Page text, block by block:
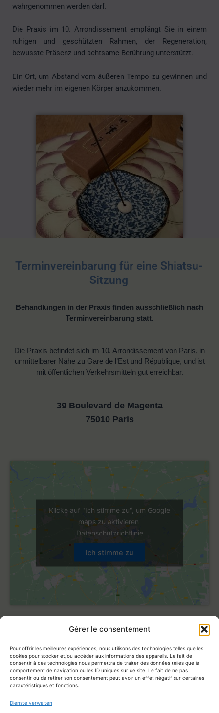
Gérer le consentement
Pour offrir les meilleures expériences, nous utilisons des technologies telles que les
cookies pour stocker et/ou accéder aux informations des appareils. Le fait de
consentir à ces technologies nous permettra de traiter des données telles que le
comportement de navigation ou les ID uniques sur ce site. Le fait de ne pas
consentir ou de retirer son consentement peut avoir un effet négatif sur certaines
caractéristiques et fonctions.
Dienste verwalten
wahrgenommen werden darf.
Die Praxis im 10. Arrondissement empfängt Sie in einem
ruhigen und geschützten Rahmen, der Regeneration,
bewusste Präsenz und achtsame Berührung unterstützt.
Ein Ort, um Abstand vom äußeren Tempo zu gewinnen und
wieder mehr im eigenen Körper anzukommen.
Terminvereinbarung für eine Shiatsu-
Sitzung
Behandlungen in der Praxis finden ausschließlich nach
Terminvereinbarung statt.
Die Praxis befindet sich im 10. Arrondissement von Paris, in
unmittelbarer Nähe zu Gare de l’Est und République, und ist
mit öffentlichen Verkehrsmitteln gut erreichbar.
39 Boulevard de Magenta
75010 Paris
Klicke auf "Ich stimme zu", um Google
maps zu aktivieren
Datenschutzrichtlinie
Ich stimme zu
07 66 14 21 77
contact@shiatsu-rivegauche.fr